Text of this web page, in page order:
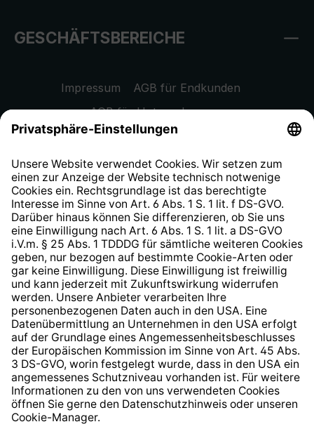
GESCHÄFTSBEREICHE
Impressum
AGB für Endkunden
AGB für Unternehmen
Datenschutzhinweis
Widerrufsrecht
Hinweisgeberschutzsystem
Barrierefreiheit
* Alle Preise inkl. gesetzl. Mehrwertsteuer zzgl.